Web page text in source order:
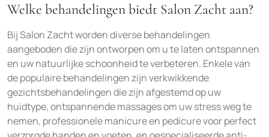
Welke behandelingen biedt Salon Zacht aan?
Bij Salon Zacht worden diverse behandelingen
aangeboden die zijn ontworpen om u te laten ontspannen
en uw natuurlijke schoonheid te verbeteren. Enkele van
de populaire behandelingen zijn verkwikkende
gezichtsbehandelingen die zijn afgestemd op uw
huidtype, ontspannende massages om uw stress weg te
nemen, professionele manicure en pedicure voor perfect